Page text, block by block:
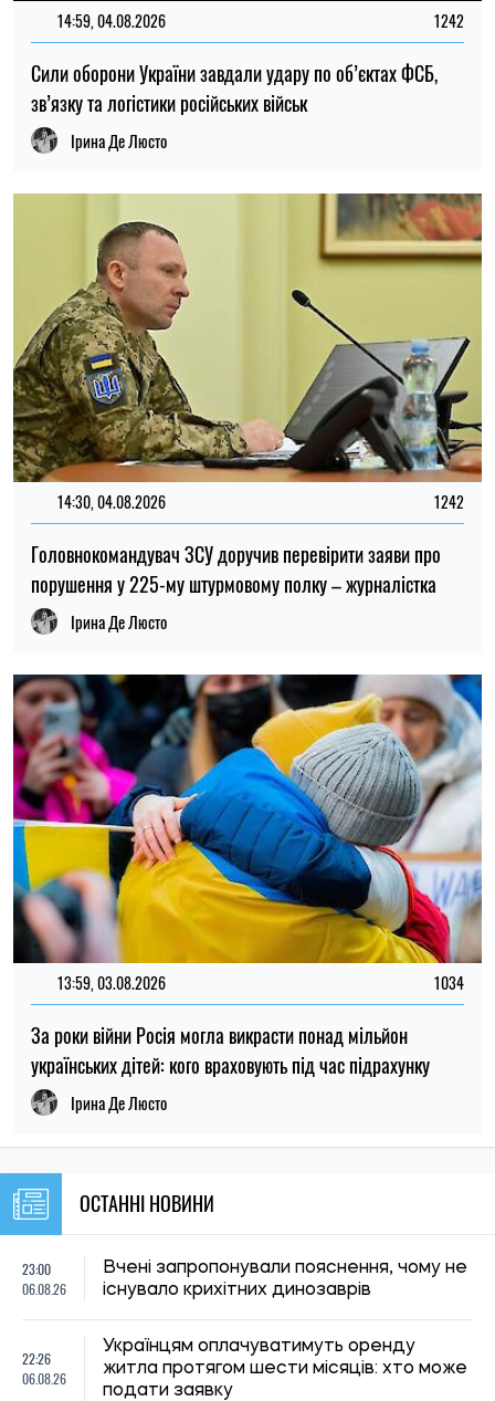
14:59, 04.08.2026 1242
Сили оборони України завдали удару по об’єктах ФСБ,
зв’язку та логістики російських військ
Ірина Де Люсто
14:30, 04.08.2026 1242
Головнокомандувач ЗСУ доручив перевірити заяви про
порушення у 225-му штурмовому полку – журналістка
Ірина Де Люсто
13:59, 03.08.2026 1034
За роки війни Росія могла викрасти понад мільйон
українських дітей: кого враховують під час підрахунку
Ірина Де Люсто
ОСТАННІ НОВИНИ
23:00
06.08.26
Вчені запропонували пояснення, чому не
існувало крихітних динозаврів
22:26
06.08.26
Українцям оплачуватимуть оренду
житла протягом шести місяців: хто може
подати заявку